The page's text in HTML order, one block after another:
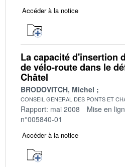
Accéder à la notice
La capacité d'insertion
de vélo-route dans le
Châtel
BRODOVITCH, Michel
CONSEIL GENERAL DES PONTS ET
Rapport: mai 2008 Mise en
n°005840-01
Accéder à la notice